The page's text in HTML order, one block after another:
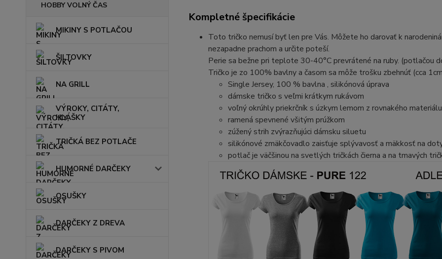
HOBBY VOLNÝ ČAS
MIKINY S POTLAČOU
ŠILTOVKY
NA GRILL
VÝROKY, CITÁTY,
HLÁŠKY
TRIČKÁ BEZ POTLAČE
HUMORNÉ DARČEKY
OSUŠKY
DARČEKY Z DREVA
DARČEKY S PIVOM
Kompletné špecifikácie
Toto tričko nemusí byť len pre Vás. Môžete ho darovať k
nezapadne prachom a určite poteší.
Perie sa bežne pri teplote 30-40°C prevrátené na ruby. (potlačou
Tričko je zo 100% bavlny a časom sa môže trošku zbehnúť (cca
Single Jersey, 100 % bavlna , silikónová úprava
dámske tričko s veľmi krátkym rukávom
voľný okrúhly priekrčník s úzkym lemom z rovnakého materiálu
ramená spevnené všitým prúžkom
zúžený strih zvýrazňujúci dámsku siluetu
silikónové zmäkčovadlo zaisťuje splývavosť a mäkkosť na
potlač je väčšinou na svetlých tričkách čierna a na tmavých